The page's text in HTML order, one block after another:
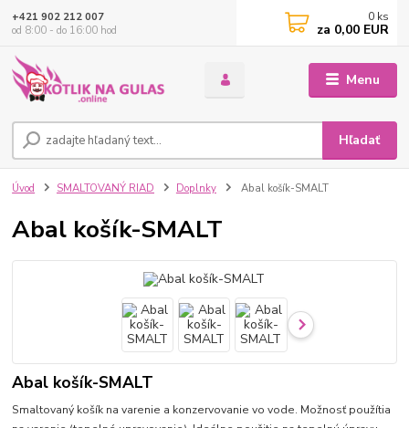
Menu
Hľadať
+421 902 212 007
od 8:00 - do 16:00 hod
0 ks
za 0,00 EUR
Úvod SMALTOVANÝ RIAD Doplnky Abal košík-SMALT
Abal košík-SMALT
Abal košík-SMALT
Smaltovaný košík na varenie a konzervovanie vo vode. Možnosť použítia